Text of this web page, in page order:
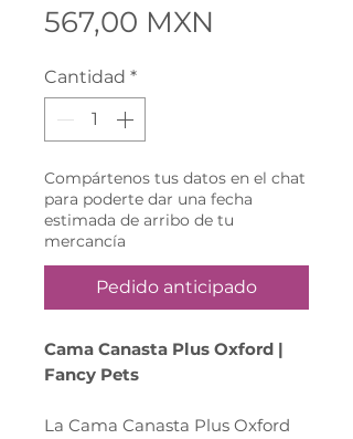
567,00 MXN
Cantidad *
Compártenos tus datos en el chat
para poderte dar una fecha
estimada de arribo de tu
mercancía
Pedido anticipado
Cama Canasta Plus Oxford |
Fancy Pets
La Cama Canasta Plus Oxford